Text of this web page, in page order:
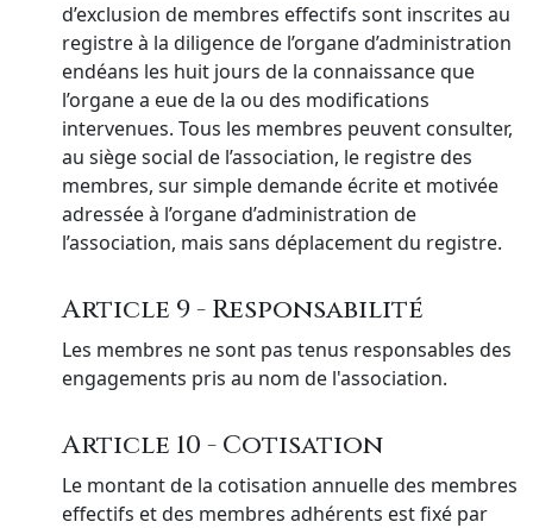
d’exclusion de membres effectifs sont inscrites au
registre à la diligence de l’organe d’administration
endéans les huit jours de la connaissance que
l’organe a eue de la ou des modifications
intervenues. Tous les membres peuvent consulter,
au siège social de l’association, le registre des
membres, sur simple demande écrite et motivée
adressée à l’organe d’administration de
l’association, mais sans déplacement du registre.
Article 9 - Responsabilité
Les membres ne sont pas tenus responsables des
engagements pris au nom de l'association.
Article 10 - Cotisation
Le montant de la cotisation annuelle des membres
effectifs et des membres adhérents est fixé par